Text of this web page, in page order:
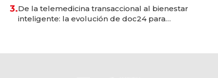
3.De la telemedicina transaccional al bienestar
inteligente: la evolución de doc24 para